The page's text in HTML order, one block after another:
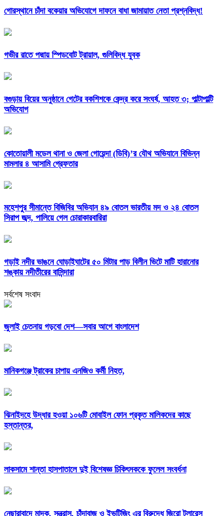
গোরস্থানে চাঁদা বকেয়ার অভিযোগে দাফনে বাধা জামায়াত নেতা প্রশ্নবিদ্ধ!
গভীর রাতে পদ্মায় স্পিডবোট ট্রায়াল, গুলিবিদ্ধ যুবক
বগুড়ায় বিয়ের অনুষ্ঠানে গেটের বকশিশকে কেন্দ্র করে সংঘর্ষ, আহত ৩; পাল্টাপাল্টি
অভিযোগ
কোতোয়ালী মডেল থানা ও জেলা গোয়েন্দা (ডিবি)’র যৌথ অভিযানে বিভিন্ন
মামলার ৪ আসামি গ্রেফতার
মহেশপুর সীমান্তে বিজিবির অভিযান ৪৯ বোতল ভারতীয় মদ ও ২৪ বোতল
সিরাপ জব্দ, পালিয়ে গেল চোরাকারবারিরা
গড়াই নদীর ভাঙনে ঘোড়াইঘাটের ৫০ মিটার পাড় বিলীন ভিটে মাটি হারানোর
শঙ্কায় নদীতীরের বাসিন্দারা
সর্বশেষ সংবাদ
জুলাই চেতনায় গড়বো দেশ—সবার আগে বাংলাদেশ
মানিকগঞ্জে ট্রাকের চাপায় এনজিও কর্মী নিহত,
ঝিনাইদহে উদ্ধার হওয়া ১০৬টি মোবাইল ফোন প্রকৃত মালিকদের কাছে
হস্তান্তর,
লাকসামে শান্তা হাসপাতালে দুই বিশেষজ্ঞ চিকিৎসককে ফুলেল সংবর্ধনা
নেছারাবাদে মাদক, সন্ত্রাস, চাঁদাবাজ ও ইভটিজিং এর বিরুদ্ধে জিরো টলারেন্স